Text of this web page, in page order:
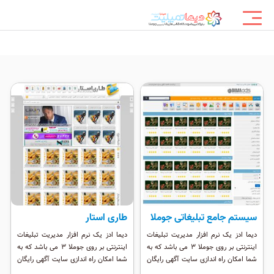
سیستم جامع تبلیغاتی جوملا
دیما ادز یک نرم افزار مدیریت تبلیغات
اینترنتی بر روی جوملا 3 می باشد که به
شما امکان راه اندازی سایت آگهی رایگان
طاری استار
دیما ادز یک نرم افزار مدیریت تبلیغات
اینترنتی بر روی جوملا 3 می باشد که به
شما امکان راه اندازی سایت آگهی رایگان